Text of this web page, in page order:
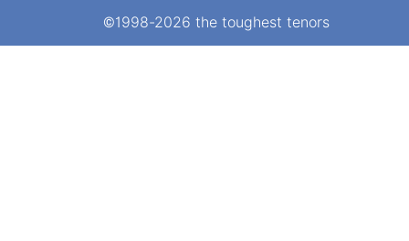
©1998-2026 the toughest tenors